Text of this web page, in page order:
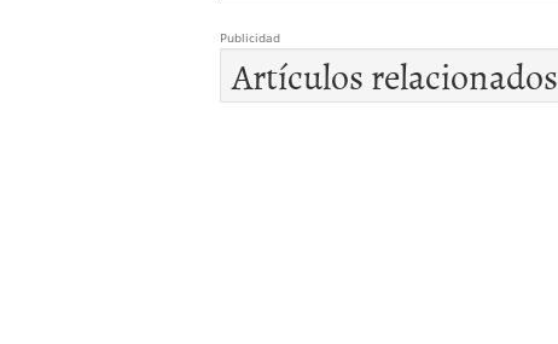
Publicidad
Artículos relacionados